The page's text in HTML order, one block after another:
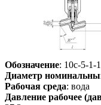
Обозначение: 10с-5-1-
Диаметр
Рабочая среда: вода
Давление рабочее